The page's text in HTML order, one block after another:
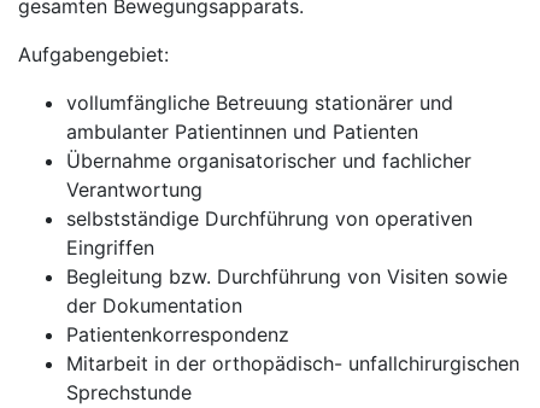
gesamten Bewegungsapparats.
Aufgabengebiet:
vollumfängliche Betreuung stationärer und
ambulanter Patientinnen und Patienten
Übernahme organisatorischer und fachlicher
Verantwortung
selbstständige Durchführung von operativen
Eingriffen
Begleitung bzw. Durchführung von Visiten sowie
der Dokumentation
Patientenkorrespondenz
Mitarbeit in der orthopädisch- unfallchirurgischen
Sprechstunde